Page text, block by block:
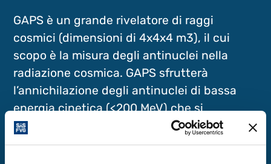
GAPS è un grande rivelatore di raggi
cosmici (dimensioni di 4x4x4 m3), il cui
scopo è la misura degli antinuclei nella
radiazione cosmica. GAPS sfrutterà
l’annichilazione degli antinuclei di bassa
energia cinetica (<200 MeV) che si
fermeranno nel rivelatore e, cercando i
prodotti secondari creati all’interno del